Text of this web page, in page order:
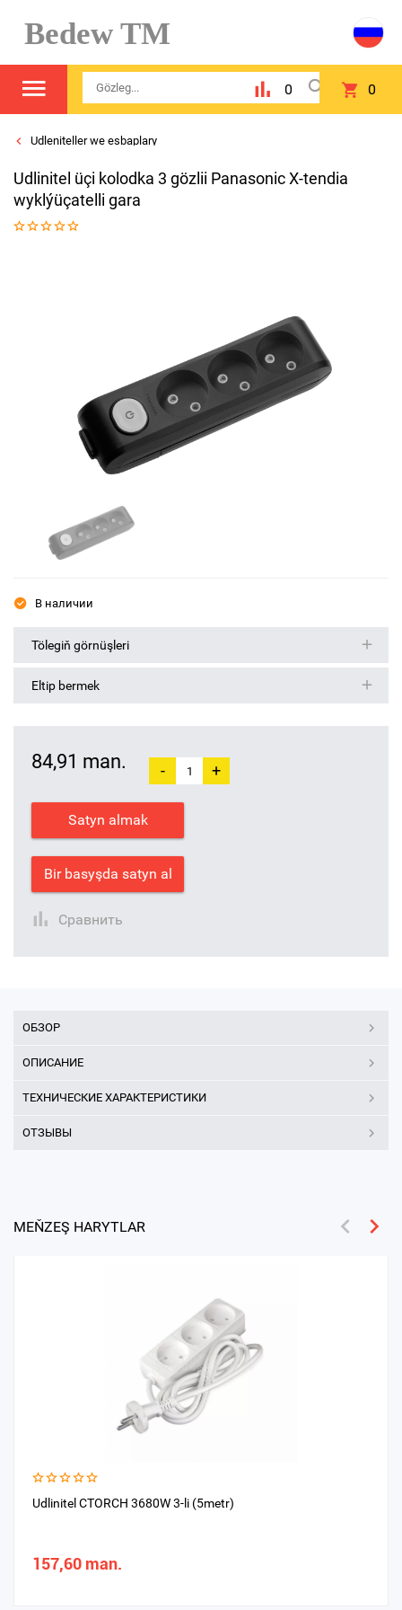
Bedew TM
0 0
Udleniteller we esbaplary
Udlinitel üçi kolodka 3 gözlii Panasonic X-tendia
wyklýüçatelli gara
В наличии
Tölegiň görnüşleri
Eltip bermek
84,91 man. - +
Satyn almak
Bir basyşda satyn al
Сравнить
ОБЗОР
ОПИСАНИЕ
ТЕХНИЧЕСКИЕ ХАРАКТЕРИСТИКИ
ОТЗЫВЫ
MEŇZEŞ HARYTLAR
Udlinitel CTORCH 3680W 3-li (5metr)
157,60 man.